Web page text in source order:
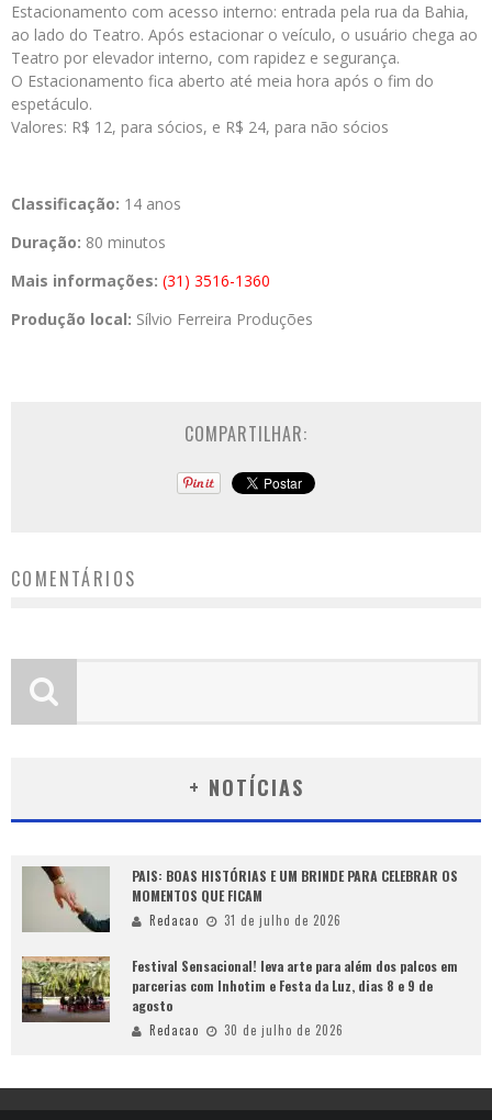
Estacionamento com acesso interno: entrada pela rua da Bahia,
ao lado do Teatro. Após estacionar o veículo, o usuário chega ao
Teatro por elevador interno, com rapidez e segurança.
O Estacionamento fica aberto até meia hora após o fim do
espetáculo.
Valores: R$ 12, para sócios, e R$ 24, para não sócios
Classificação: 14 anos­­
Duração: 80 minutos
Mais informações: (31) 3516-1360
Produção local: Sílvio Ferreira Produções
COMPARTILHAR:
COMENTÁRIOS
+ NOTÍCIAS
PAIS: BOAS HISTÓRIAS E UM BRINDE PARA CELEBRAR OS
MOMENTOS QUE FICAM
Redacao 31 de julho de 2026
Festival Sensacional! leva arte para além dos palcos em
parcerias com Inhotim e Festa da Luz, dias 8 e 9 de
agosto
Redacao 30 de julho de 2026